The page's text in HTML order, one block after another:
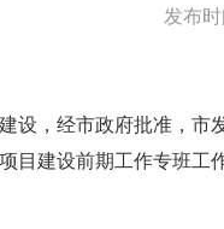
发布
设，经市政府批准，市
目建设前期工作专班工